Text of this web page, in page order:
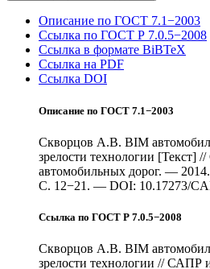
Описание по ГОСТ 7.1−2003
Ссылка по ГОСТ Р 7.0.5−2008
Ссылка в формате BiBTeX
Ссылка на PDF
Ссылка DOI
Описание по ГОСТ 7.1−2003
Скворцов А.В. BIM
зрелости технологии
автомобильных дорог. —
С. 12−21. — DOI: 10.17273/
Ссылка по ГОСТ Р 7.0.5−2008
Скворцов А.В. BIM
зрелости технологии // САПР